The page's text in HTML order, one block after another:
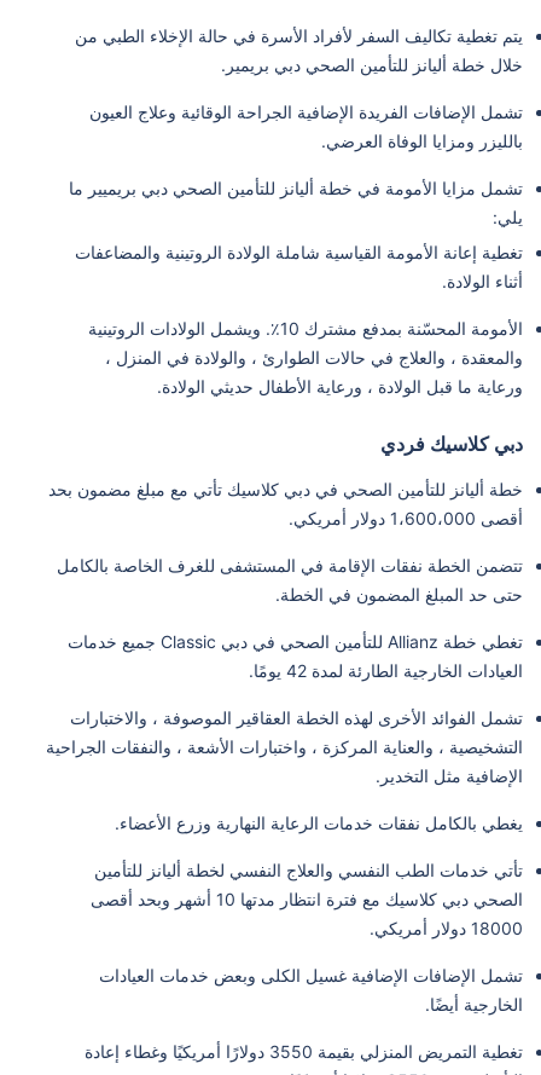
يتم تغطية تكاليف السفر لأفراد الأسرة في حالة الإخلاء الطبي من
خلال خطة أليانز للتأمين الصحي دبي بريمير.
تشمل الإضافات الفريدة الإضافية الجراحة الوقائية وعلاج العيون
بالليزر ومزايا الوفاة العرضي.
تشمل مزايا الأمومة في خطة أليانز للتأمين الصحي دبي بريميير ما
يلي:
تغطية إعانة الأمومة القياسية شاملة الولادة الروتينية والمضاعفات
أثناء الولادة.
الأمومة المحسّنة بمدفع مشترك 10٪. ويشمل الولادات الروتينية
والمعقدة ، والعلاج في حالات الطوارئ ، والولادة في المنزل ،
ورعاية ما قبل الولادة ، ورعاية الأطفال حديثي الولادة.
دبي كلاسيك فردي
خطة أليانز للتأمين الصحي في دبي كلاسيك تأتي مع مبلغ مضمون بحد
أقصى 1،600،000 دولار أمريكي.
تتضمن الخطة نفقات الإقامة في المستشفى للغرف الخاصة بالكامل
حتى حد المبلغ المضمون في الخطة.
تغطي خطة Allianz للتأمين الصحي في دبي Classic جميع خدمات
العيادات الخارجية الطارئة لمدة 42 يومًا.
تشمل الفوائد الأخرى لهذه الخطة العقاقير الموصوفة ، والاختبارات
التشخيصية ، والعناية المركزة ، واختبارات الأشعة ، والنفقات الجراحية
الإضافية مثل التخدير.
يغطي بالكامل نفقات خدمات الرعاية النهارية وزرع الأعضاء.
تأتي خدمات الطب النفسي والعلاج النفسي لخطة أليانز للتأمين
الصحي دبي كلاسيك مع فترة انتظار مدتها 10 أشهر وبحد أقصى
18000 دولار أمريكي.
تشمل الإضافات الإضافية غسيل الكلى وبعض خدمات العيادات
الخارجية أيضًا.
تغطية التمريض المنزلي بقيمة 3550 دولارًا أمريكيًا وغطاء إعادة